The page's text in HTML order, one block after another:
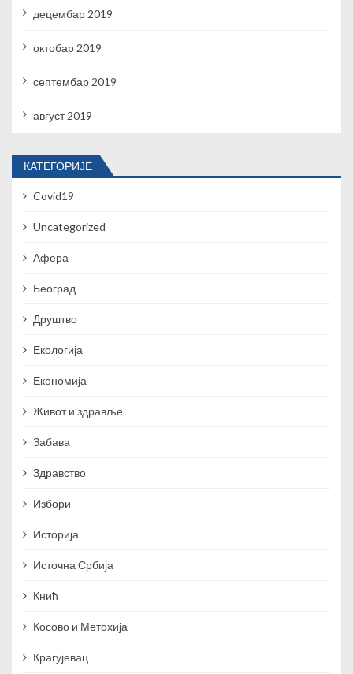
децембар 2019
октобар 2019
септембар 2019
август 2019
КАТЕГОРИЈЕ
Covid19
Uncategorized
Афера
Београд
Друштво
Екологија
Економија
Живот и здравље
Забава
Здравство
Избори
Историја
Источна Србија
Кнић
Косово и Метохија
Крагујевац